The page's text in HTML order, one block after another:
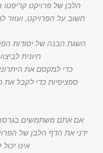
הלבן של פרויקט קריפטו
חשוב על הפרויקט, ועוזר
השגת הבנה של יסודות
חיונית
ספציפיות כדי לקבל
אם אתם משתמשים בגרסה
אינו